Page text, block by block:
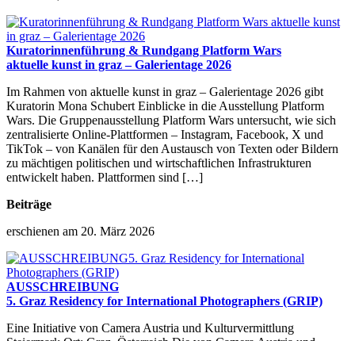
Kuratorinnenführung & Rundgang Platform Wars
aktuelle kunst in graz – Galerientage 2026
Im Rahmen von aktuelle kunst in graz – Galerientage 2026 gibt
Kuratorin Mona Schubert Einblicke in die Ausstellung Platform
Wars. Die Gruppenausstellung Platform Wars untersucht, wie sich
zentralisierte Online-Plattformen – Instagram, Facebook, X und
TikTok – von Kanälen für den Austausch von Texten oder Bildern
zu mächtigen politischen und wirtschaftlichen Infrastrukturen
entwickelt haben. Plattformen sind […]
Beiträge
erschienen am 20. März 2026
AUSSCHREIBUNG
5. Graz Residency for International Photographers (GRIP)
Eine Initiative von Camera Austria und Kulturvermittlung